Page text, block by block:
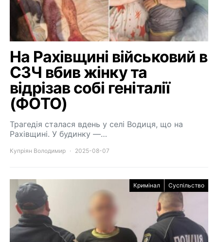
На Рахівщині військовий в
СЗЧ вбив жінку та
відрізав собі геніталії
(ФОТО)
Трагедія сталася вдень у селі Водиця, що на
Рахівщині. У будинку —…
Купріян Володимир 2025-08-07
Кримінал Суспільство